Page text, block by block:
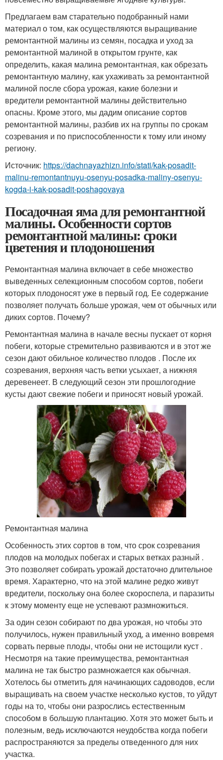
Предлагаем вам старательно подобранный нами
материал о том, как осуществляются выращивание
ремонтантной малины из семян, посадка и уход за
ремонтантной малиной в открытом грунте, как
определить, какая малина ремонтантная, как обрезать
ремонтантную малину, как ухаживать за ремонтантной
малиной после сбора урожая, какие болезни и
вредители ремонтантной малины действительно
опасны. Кроме этого, мы дадим описание сортов
ремонтантной малины, разбив их на группы по срокам
созревания и по приспособленности к тому или иному
региону.
Источник: https://dachnayazhizn.info/stati/kak-posadit-
malinu-remontantnuyu-osenyu-posadka-maliny-osenyu-
kogda-i-kak-posadit-poshagovaya
Посадочная яма для ремонтантной
малины. Особенности сортов
ремонтантной малины: сроки
цветения и плодоношения
Ремонтантная малина включает в себе множество
выведенных селекционным способом сортов, побеги
которых плодоносят уже в первый год. Ее содержание
позволяет получать больше урожая, чем от обычных или
диких сортов. Почему?
Ремонтантная малина в начале весны пускает от корня
побеги, которые стремительно развиваются и в этот же
сезон дают обильное количество плодов . После их
созревания, верхняя часть ветки усыхает, а нижняя
деревенеет. В следующий сезон эти прошлогодние
кусты дают свежие побеги и приносят новый урожай.
Ремонтантная малина
Особенность этих сортов в том, что срок созревания
плодов на молодых побегах и старых ветках разный .
Это позволяет собирать урожай достаточно длительное
время. Характерно, что на этой малине редко живут
вредители, поскольку она более скороспела, и паразиты
к этому моменту еще не успевают размножиться.
За один сезон собирают по два урожая, но чтобы это
получилось, нужен правильный уход, а именно вовремя
сорвать первые плоды, чтобы они не истощили куст .
Несмотря на такие преимущества, ремонтантная
малина не так быстро размножается как обычная.
Хотелось бы отметить для начинающих садоводов, если
выращивать на своем участке несколько кустов, то уйдут
годы на то, чтобы они разрослись естественным
способом в большую плантацию. Хотя это может быть и
полезным, ведь исключаются неудобства когда побеги
распространяются за пределы отведенного для них
участка.